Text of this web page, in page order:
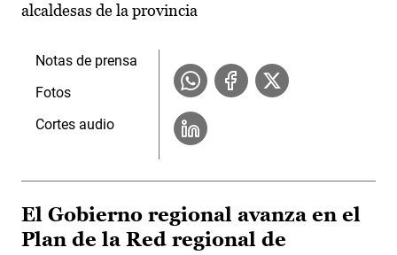
alcaldesas de la provincia
Notas de prensa
Fotos
Cortes audio
El Gobierno regional avanza en el
Plan de la Red regional de